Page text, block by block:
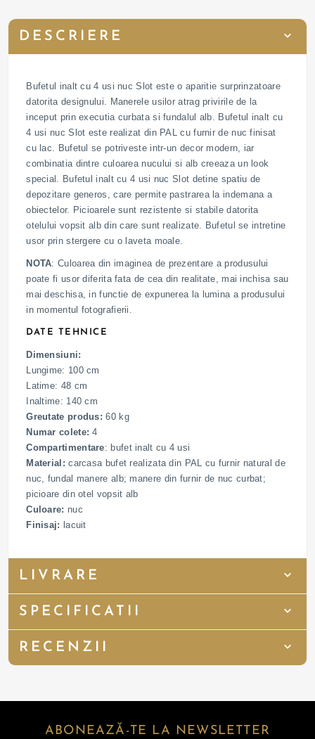
DESCRIERE
Bufetul inalt cu 4 usi nuc Slot este o aparitie surprinzatoare
datorita designului. Manerele usilor atrag privirile de la
inceput prin executia curbata si fundalul alb. Bufetul inalt cu
4 usi nuc Slot este realizat din PAL cu furnir de nuc finisat
cu lac. Bufetul se potriveste intr-un decor modern, iar
combinatia dintre culoarea nucului si alb creeaza un look
special. Bufetul inalt cu 4 usi nuc Slot detine spatiu de
depozitare generos, care permite pastrarea la indemana a
obiectelor. Picioarele sunt rezistente si stabile datorita
otelului vopsit alb din care sunt realizate. Bufetul se intretine
usor prin stergere cu o laveta moale.
NOTA: Culoarea din imaginea de prezentare a produsului
poate fi usor diferita fata de cea din realitate, mai inchisa sau
mai deschisa, in functie de expunerea la lumina a produsului
in momentul fotografierii.
DATE TEHNICE
Dimensiuni:
Lungime: 100 cm
Latime: 48 cm
Inaltime: 140 cm
Greutate produs: 60 kg
Numar colete: 4
Compartimentare: bufet inalt cu 4 usi
Material: carcasa bufet realizata din PAL cu furnir natural de
nuc, fundal manere alb; manere din furnir de nuc curbat;
picioare din otel vopsit alb
Culoare: nuc
Finisaj: lacuit
LIVRARE
SPECIFICATII
RECENZII
ABONEAZĂ-TE LA NEWSLETTER